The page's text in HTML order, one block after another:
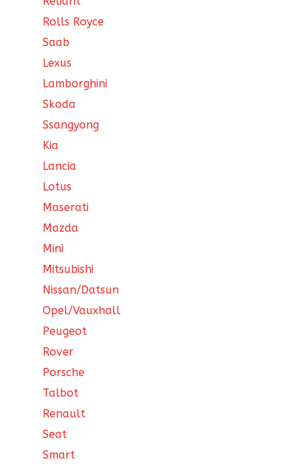
Rolls Royce
Saab
Lexus
Lamborghini
Skoda
Ssangyong
Kia
Lancia
Lotus
Maserati
Mazda
Mini
Mitsubishi
Nissan/Datsun
Opel/Vauxhall
Peugeot
Rover
Porsche
Talbot
Renault
Seat
Smart